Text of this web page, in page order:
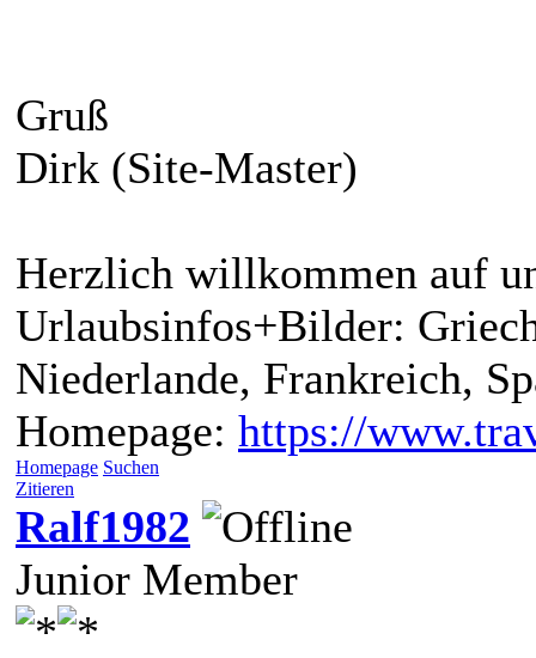
Gruß
Dirk (Site-Master)
Herzlich willkommen auf
Urlaubsinfos+Bilder:
Niederlande, Frankreich,
Homepage: https://
Homepage Suchen
Zitieren
Ralf1982
Junior Member